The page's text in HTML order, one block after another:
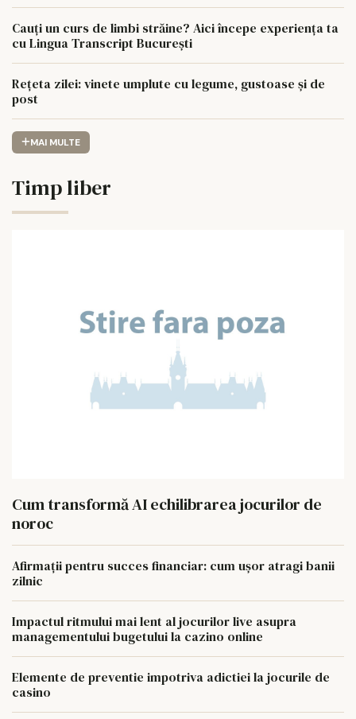
Cauți un curs de limbi străine? Aici începe experiența ta
cu Lingua Transcript București
Rețeta zilei: vinete umplute cu legume, gustoase și de
post
MAI MULTE
Timp liber
Cum transformă AI echilibrarea jocurilor de
noroc
Afirmații pentru succes financiar: cum ușor atragi banii
zilnic
Impactul ritmului mai lent al jocurilor live asupra
managementului bugetului la cazino online
Elemente de preventie impotriva adictiei la jocurile de
casino